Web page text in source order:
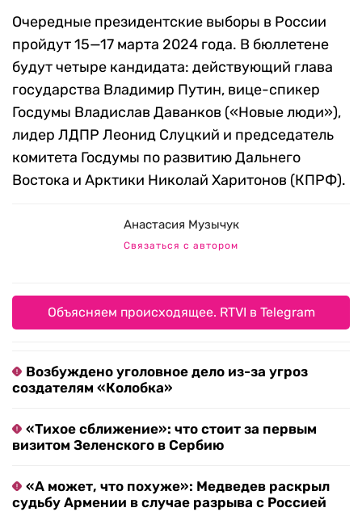
Очередные президентские выборы в России
пройдут 15—17 марта 2024 года. В бюллетене
будут четыре кандидата: действующий глава
государства Владимир Путин, вице-спикер
Госдумы Владислав Даванков («Новые люди»),
лидер ЛДПР Леонид Слуцкий и председатель
комитета Госдумы по развитию Дальнего
Востока и Арктики Николай Харитонов (КПРФ).
Анастасия Музычук
Связаться с автором
Объясняем происходящее. RTVI в Telegram
Возбуждено уголовное дело из-за угроз
создателям «Колобка»
«Тихое сближение»: что стоит за первым
визитом Зеленского в Сербию
«А может, что похуже»: Медведев раскрыл
судьбу Армении в случае разрыва с Россией